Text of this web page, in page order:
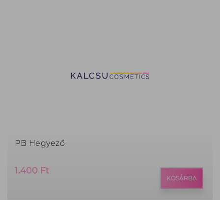
PB Hegyező
Termék
1.400 Ft
KOSÁRBA